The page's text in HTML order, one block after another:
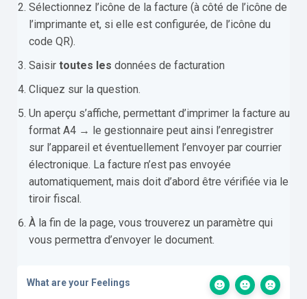
Sélectionnez l’icône de la facture (à côté de l’icône de
l’imprimante et, si elle est configurée, de l’icône du
code QR).
Saisir toutes les données de facturation
Cliquez sur la question.
Un aperçu s’affiche, permettant d’imprimer la facture au
format A4 → le gestionnaire peut ainsi l’enregistrer
sur l’appareil et éventuellement l’envoyer par courrier
électronique. La facture n’est pas envoyée
automatiquement, mais doit d’abord être vérifiée via le
tiroir fiscal.
À la fin de la page, vous trouverez un paramètre qui
vous permettra d’envoyer le document.
What are your Feelings